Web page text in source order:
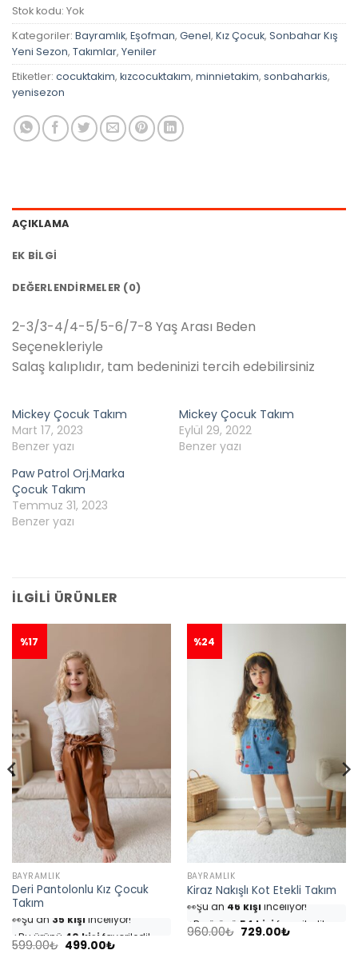
Stok kodu: Yok
Kategoriler: Bayramlık, Eşofman, Genel, Kız Çocuk, Sonbahar Kış
Yeni Sezon, Takımlar, Yeniler
Etiketler: cocuktakim, kızcocuktakım, minnietakim, sonbaharkis,
yenisezon
AÇIKLAMA
EK BILGI
DEĞERLENDIRMELER (0)
2-3/3-4/4-5/5-6/7-8 Yaş Arası Beden
Seçenekleriyle
Salaş kalıplıdır, tam bedeninizi tercih edebilirsiniz
Mickey Çocuk Takım
Mart 17, 2023
Benzer yazı
Mickey Çocuk Takım
Eylül 29, 2022
Benzer yazı
Paw Patrol Orj.Marka
Çocuk Takım
Temmuz 31, 2023
Benzer yazı
İLGILI ÜRÜNLER
%17
BAYRAMLIK
Deri Pantolonlu Kız Çocuk
Takım
👀Şu an
⭐️Bu ürünü 40 kişifavoriledi!
🛒18 kişisepetine ekledi!
599.00₺ Orijinal
499.00₺Şu
%24
BAYRAMLIK
Kiraz Nakışlı Kot Etekli Takım
👀Şu an46 kişiinceliyor!
⭐️Bu ürünü54 kişifavoriledi!
🛒25 kişisepetine ekledi!
960.00₺ Orijinal
729.00₺Şu